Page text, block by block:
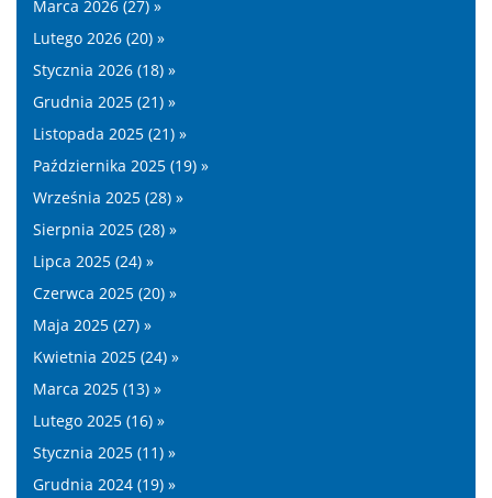
Marca 2026 (27) »
Lutego 2026 (20) »
Stycznia 2026 (18) »
Grudnia 2025 (21) »
Listopada 2025 (21) »
Października 2025 (19) »
Września 2025 (28) »
Sierpnia 2025 (28) »
Lipca 2025 (24) »
Czerwca 2025 (20) »
Maja 2025 (27) »
Kwietnia 2025 (24) »
Marca 2025 (13) »
Lutego 2025 (16) »
Stycznia 2025 (11) »
Grudnia 2024 (19) »